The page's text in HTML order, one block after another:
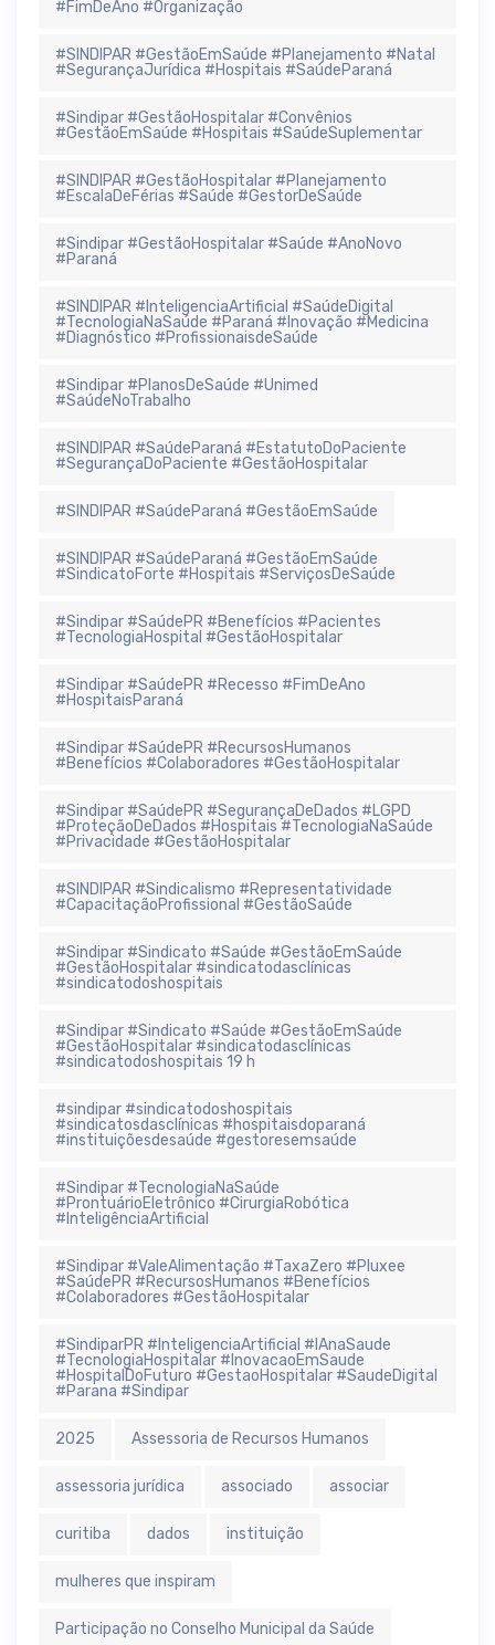
#FimDeAno #Organização
#SINDIPAR #GestãoEmSaúde #Planejamento #Natal
#SegurançaJurídica #Hospitais #SaúdeParaná
#Sindipar #GestãoHospitalar #Convênios
#GestãoEmSaúde #Hospitais #SaúdeSuplementar
#SINDIPAR #GestãoHospitalar #Planejamento
#EscalaDeFérias #Saúde #GestorDeSaúde
#Sindipar #GestãoHospitalar #Saúde #AnoNovo
#Paraná
#SINDIPAR #InteligenciaArtificial #SaúdeDigital
#TecnologiaNaSaúde #Paraná #Inovação #Medicina
#Diagnóstico #ProfissionaisdeSaúde
#Sindipar #PlanosDeSaúde #Unimed
#SaúdeNoTrabalho
#SINDIPAR #SaúdeParaná #EstatutoDoPaciente
#SegurançaDoPaciente #GestãoHospitalar
#SINDIPAR #SaúdeParaná #GestãoEmSaúde
#SINDIPAR #SaúdeParaná #GestãoEmSaúde
#SindicatoForte #Hospitais #ServiçosDeSaúde
#Sindipar #SaúdePR #Benefícios #Pacientes
#TecnologiaHospital #GestãoHospitalar
#Sindipar #SaúdePR #Recesso #FimDeAno
#HospitaisParaná
#Sindipar #SaúdePR #RecursosHumanos
#Benefícios #Colaboradores #GestãoHospitalar
#Sindipar #SaúdePR #SegurançaDeDados #LGPD
#ProteçãoDeDados #Hospitais #TecnologiaNaSaúde
#Privacidade #GestãoHospitalar
#SINDIPAR #Sindicalismo #Representatividade
#CapacitaçãoProfissional #GestãoSaúde
#Sindipar #Sindicato #Saúde #GestãoEmSaúde
#GestãoHospitalar #sindicatodasclínicas
#sindicatodoshospitais
#Sindipar #Sindicato #Saúde #GestãoEmSaúde
#GestãoHospitalar #sindicatodasclínicas
#sindicatodoshospitais 19 h
#sindipar #sindicatodoshospitais
#sindicatosdasclínicas #hospitaisdoparaná
#instituiçõesdesaúde #gestoresemsaúde
#Sindipar #TecnologiaNaSaúde
#ProntuárioEletrônico #CirurgiaRobótica
#InteligênciaArtificial
#Sindipar #ValeAlimentação #TaxaZero #Pluxee
#SaúdePR #RecursosHumanos #Benefícios
#Colaboradores #GestãoHospitalar
#SindiparPR #InteligenciaArtificial #IAnaSaude
#TecnologiaHospitalar #InovacaoEmSaude
#HospitalDoFuturo #GestaoHospitalar #SaudeDigital
#Parana #Sindipar
2025 Assessoria de Recursos Humanos
assessoria jurídica associado associar
curitiba dados instituição
mulheres que inspiram
Participação no Conselho Municipal da Saúde